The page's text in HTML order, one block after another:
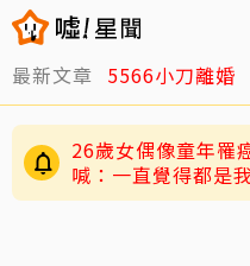
最新文章 5566小刀離婚
26歲女偶像童年罹
喊：一直覺得都是